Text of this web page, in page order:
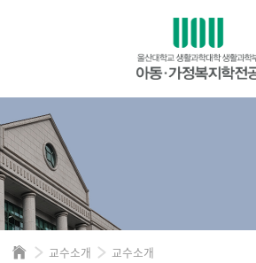
교수소개 교수소개